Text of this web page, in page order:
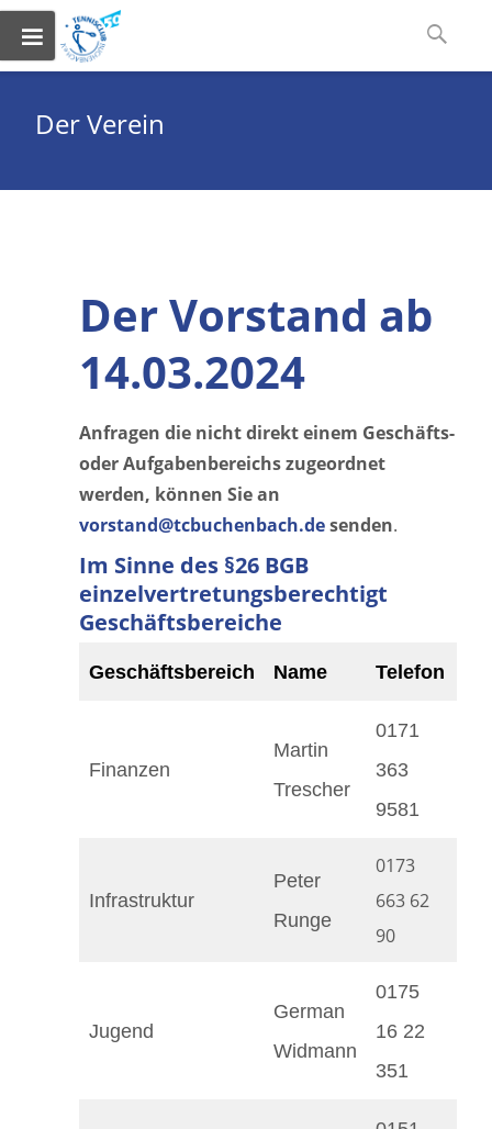
to
content
Suchen
Der Verein
Der Vorstand ab
14.03.2024
Anfragen die nicht direkt einem Geschäfts-
oder Aufgabenbereichs zugeordnet
werden, können Sie an
vorstand@tcbuchenbach.desenden.
Im Sinne des §26 BGB
einzelvertretungsberechtigt
Geschäftsbereiche
Geschäftsbereich Name Telefon
Finanzen
Martin
Trescher
0171
363
9581
Infrastruktur
Peter
Runge
0173
663 62
90
Jugend
German
Widmann
0175
16 22
351